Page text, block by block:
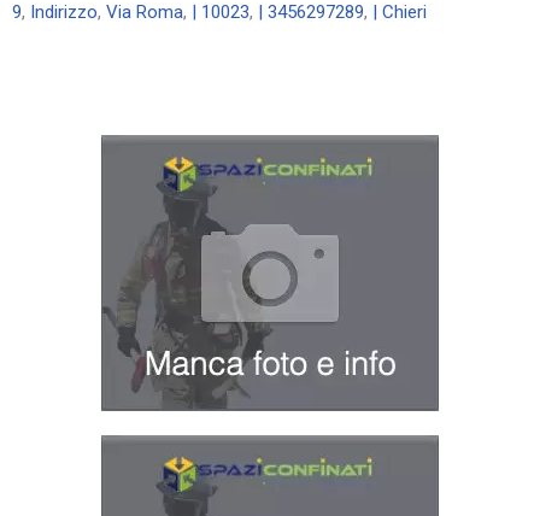
9, Indirizzo, Via Roma, | 10023, | 3456297289, | Chieri